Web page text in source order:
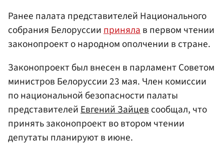
Ранее палата представителей Национального
собрания Белоруссии приняла в первом чтении
законопроект о народном ополчении в стране.
Законопроект был внесен в парламент Советом
министров Белоруссии 23 мая. Член комиссии
по национальной безопасности палаты
представителейЕвгений Зайцевсообщал, что
принять законопроект во втором чтении
депутаты планируют в июне.